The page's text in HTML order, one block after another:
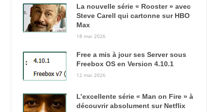
La nouvelle série « Rooster » avec
Steve Carell qui cartonne sur HBO
Max
18 mai 2026
Free a mis à jour ses Server sous
Freebox OS en Version 4.10.1
12 mai 2026
L’excellente série « Man on Fire » à
découvrir absolument sur Netflix